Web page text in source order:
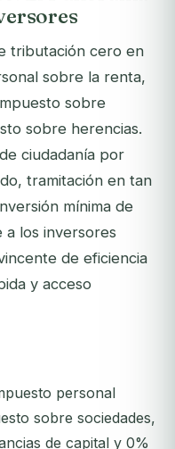
tributación cero en
sobre la renta,
sobre
sobre herencias.
ciudadanía por
tramitación en tan
mínima de
a los inversores
de eficiencia
y acceso
personal
sobre sociedades,
de capital y 0%